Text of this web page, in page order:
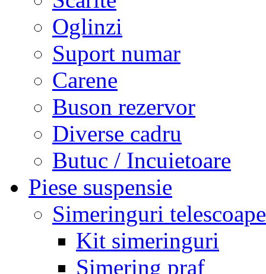
Oglinzi
Suport numar
Carene
Buson rezervor
Diverse cadru
Butuc / Incuietoare
Piese suspensie
Simeringuri telescoape
Kit simeringuri
Simering praf